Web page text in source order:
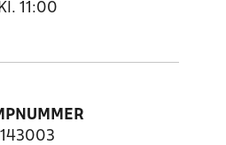
Kl. 11:00
143003